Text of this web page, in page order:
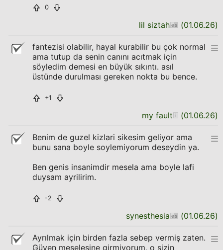
0
lil siztah (01.06.26)
fantezisi olabilir, hayal kurabilir bu çok normal
ama tutup da senin canını acıtmak için
söyledim demesi en büyük sıkıntı. asıl
üstünde durulması gereken nokta bu bence.
+1
my fault (01.06.26)
Benim de guzel kizlari sikesim geliyor ama
bunu sana boyle soylemiyorum deseydin ya.
Ben genis insanimdir mesela ama boyle lafi
duysam ayrilirim.
-2
synesthesia (01.06.26)
Ayrılmak için birden fazla sebep vermiş zaten.
Güven meselesine girmiyorum, o sizin